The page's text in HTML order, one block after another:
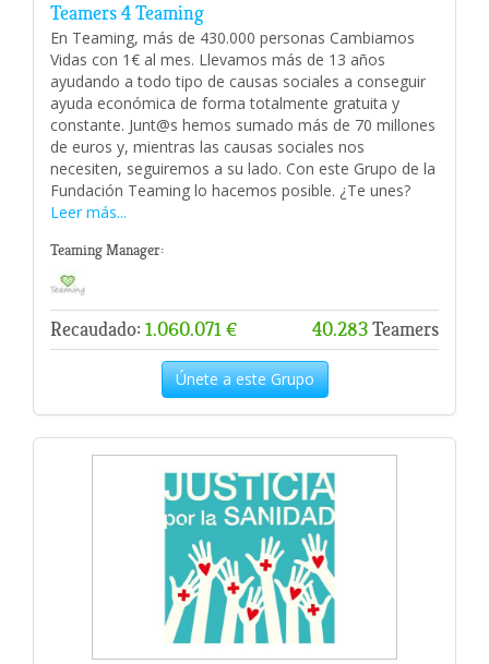
Teamers 4 Teaming
En Teaming, más de 430.000 personas Cambiamos
Vidas con 1€ al mes. Llevamos más de 13 años
ayudando a todo tipo de causas sociales a conseguir
ayuda económica de forma totalmente gratuita y
constante. Junt@s hemos sumado más de 70 millones
de euros y, mientras las causas sociales nos
necesiten, seguiremos a su lado. Con este Grupo de la
Fundación Teaming lo hacemos posible. ¿Te unes?
Leer más...
Teaming Manager:
Recaudado: 1.060.071 € 40.283Teamers
Únete a este Grupo